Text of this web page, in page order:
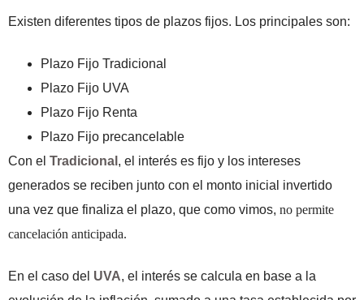
Existen diferentes tipos de plazos fijos. Los principales son:
Plazo Fijo Tradicional
Plazo Fijo UVA
Plazo Fijo Renta
Plazo Fijo precancelable
Con el Tradicional , el interés es fijo y los intereses
generados se reciben junto con el monto inicial invertido
una vez que finaliza el plazo, que como vimos, no permite
cancelación anticipada.
En el caso del UVA, el interés se calcula en base a la